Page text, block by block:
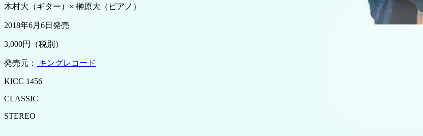
木村大（ギター）× 榊原大（ピアノ）
2018年6月6日発売
3,000円（税別）
発売元： キングレコード
KICC 1456
CLASSIC
STEREO